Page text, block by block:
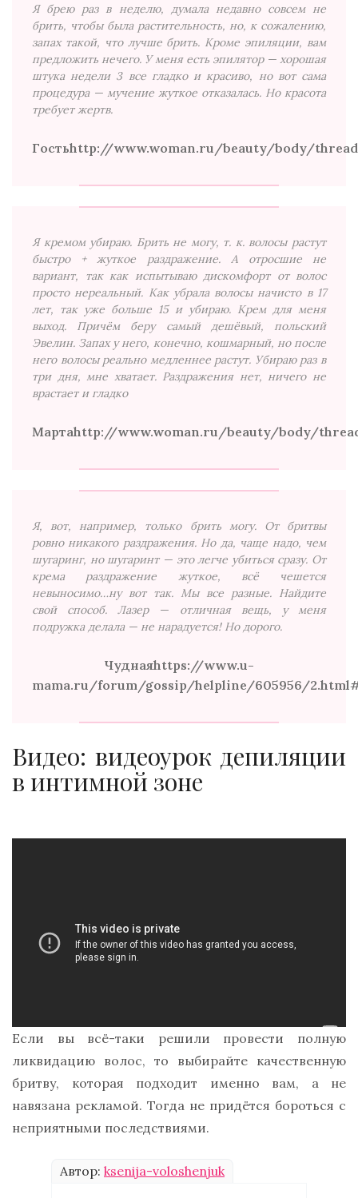
Я брею раз в неделю, думала недавно совсем не
брить, чтобы была растительность, но, к сожалению,
запах такой, что лучше брить. Кроме эпиляции, вам
предложить нечего. У меня есть эпилятор — хорошая
штука недели 3 все гладко и красиво, но вот сама
процедура — мучение жуткое отказалась. Но красота
требует жертв.
Гостьhttp://www.woman.ru/beauty/body/
Я кремом убираю. Брить не могу, т. к. волосы растут
быстро + жуткое раздражение. А отросшие не
вариант, так как испытываю дискомфорт от волос
просто нереальный. Как убрала волосы начисто в 17
лет, так уже больше 15 и убираю. Крем для меня
выход. Причём беру самый дешёвый, польский
Эвелин. Запах у него, конечно, кошмарный, но после
него волосы реально медленнее растут. Убираю раз в
три дня, мне хватает. Раздражения нет, ничего не
врастает и гладко
Мартаhttp://www.woman.ru/beauty/body/
Я, вот, например, только брить могу. От бритвы
ровно никакого раздражения. Но да, чаще надо, чем
шугаринг, но шугаринт — это легче убиться сразу. От
крема раздражение жуткое, всё чешется
невыносимо…ну вот так. Мы все разные. Найдите
свой способ. Лазер — отличная вещь, у меня
подружка делала — не нарадуется! Но дорого.
Чуднаяhttps://www.u-
mama.ru/forum/gossip/helpline/605956/
Видео: видеоурок депиляции
в интимной зоне
Если вы всё-таки решили провести полную
ликвидацию волос, то выбирайте качественную
бритву, которая подходит именно вам, а не
навязана рекламой. Тогда не придётся бороться с
неприятными последствиями.
Автор: ksenija-voloshenjuk